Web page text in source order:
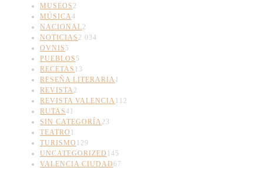
MUSEOS 2
MÚSICA4
NACIONAL2
NOTICIAS 2.034
OVNIS 5
PUEBLOS 5
RECETAS 13
RESEÑA LITERARIA 1
REVISTA 2
REVISTA VALENCIA 112
RUTAS41
SIN CATEGORÍA 23
TEATRO 1
TURISMO 129
UNCATEGORIZED 145
VALENCIA CIUDAD67